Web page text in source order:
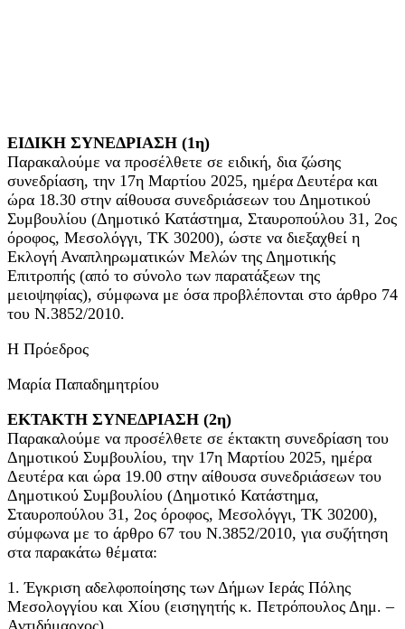
ΕΙΔΙΚΗ ΣΥΝΕΔΡΙΑΣΗ (1η)
Παρακαλούμε να προσέλθετε σε ειδική, δια ζώσης
συνεδρίαση, την 17η Μαρτίου 2025, ημέρα Δευτέρα και
ώρα 18.30 στην αίθουσα συνεδριάσεων του Δημοτικού
Συμβουλίου (Δημοτικό Κατάστημα, Σταυροπούλου 31, 2ος
όροφος, Μεσολόγγι, ΤΚ 30200), ώστε να διεξαχθεί η
Εκλογή Αναπληρωματικών Μελών της Δημοτικής
Επιτροπής (από το σύνολο των παρατάξεων της
μειοψηφίας), σύμφωνα με όσα προβλέπονται στο άρθρο 74
του Ν.3852/2010.
Η Πρόεδρος
Μαρία Παπαδημητρίου
ΕΚΤΑΚΤΗ ΣΥΝΕΔΡΙΑΣΗ (2η)
Παρακαλούμε να προσέλθετε σε έκτακτη συνεδρίαση του
Δημοτικού Συμβουλίου, την 17η Μαρτίου 2025, ημέρα
Δευτέρα και ώρα 19.00 στην αίθουσα συνεδριάσεων του
Δημοτικού Συμβουλίου (Δημοτικό Κατάστημα,
Σταυροπούλου 31, 2ος όροφος, Μεσολόγγι, ΤΚ 30200),
σύμφωνα με το άρθρο 67 του Ν.3852/2010, για συζήτηση
στα παρακάτω θέματα:
1. Έγκριση αδελφοποίησης των Δήμων Ιεράς Πόλης
Μεσολογγίου και Χίου (εισηγητής κ. Πετρόπουλος Δημ. –
Αντιδήμαρχος).